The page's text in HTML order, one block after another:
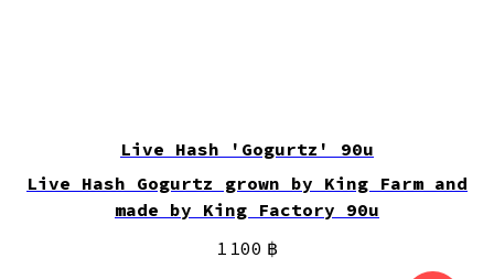
Live Hash 'Gogurtz' 90u
Live Hash Gogurtz grown by King Farm and
made by King Factory 90u
1 100 ฿